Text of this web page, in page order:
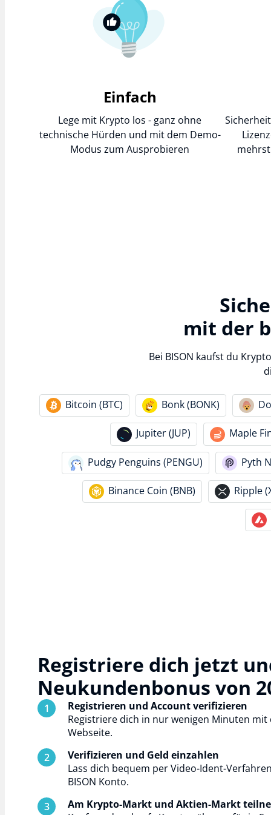
Einfach
Lege mit Krypto los - ganz ohne
technische Hürden und mit dem Demo-
Modus zum Ausprobieren
mit der
Bei BISON kaufst du
Bitcoin (BTC) Bonk (BONK)
Jupiter (JUP) Maple
Pudgy Penguins (PENGU) Pyth
Binance Coin (BNB) Ripple
Registriere dich jetzt
Neukundenbonus von
Registrieren und Account verifizieren
Registriere dich in nur wenigen Minuten
Webseite.
Verifizieren und Geld einzahlen
Lass dich bequem per Video-Ident-
BISON Konto.
Am Krypto-Markt und Aktien-Markt